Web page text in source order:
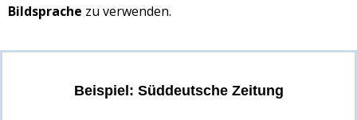
Bildsprache zu verwenden.
Beispiel: Süddeutsche Zeitung